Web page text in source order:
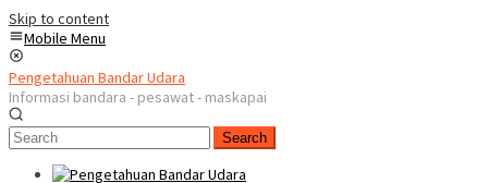
Skip to content
Mobile Menu
Pengetahuan Bandar Udara
Informasi bandara - pesawat - maskapai
Search